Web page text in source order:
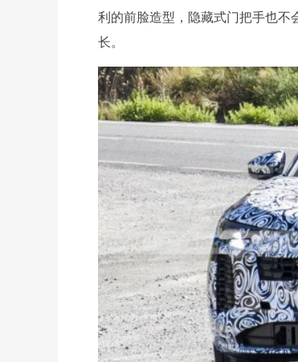
利的前脸造型，隐藏式门把手也不
长。